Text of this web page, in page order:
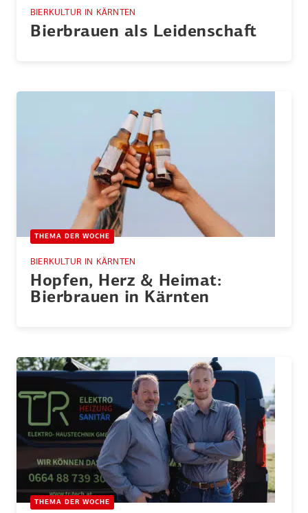
BIERKULTUR IN KÄRNTEN
Bierbrauen als Leiden­schaft
THEMA DER WOCHE
BIERKULTUR IN KÄRNTEN
Hopfen, Herz & Heimat:
Bierbrauen in Kärnten
THEMA DER WOCHE